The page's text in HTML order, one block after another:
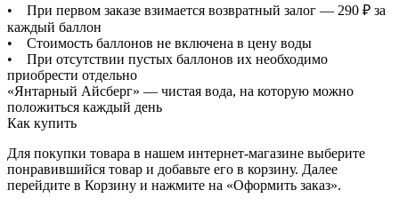
• При первом заказе взимается возвратный залог — 290 ₽ за
каждый баллон
• Стоимость баллонов не включена в цену воды
• При отсутствии пустых баллонов их необходимо
приобрести отдельно
«Янтарный Айсберг» — чистая вода, на которую можно
положиться каждый день
Как купить
Для покупки товара в нашем интернет-магазине выберите
понравившийся товар и добавьте его в корзину. Далее
перейдите в Корзину и нажмите на «Оформить заказ».